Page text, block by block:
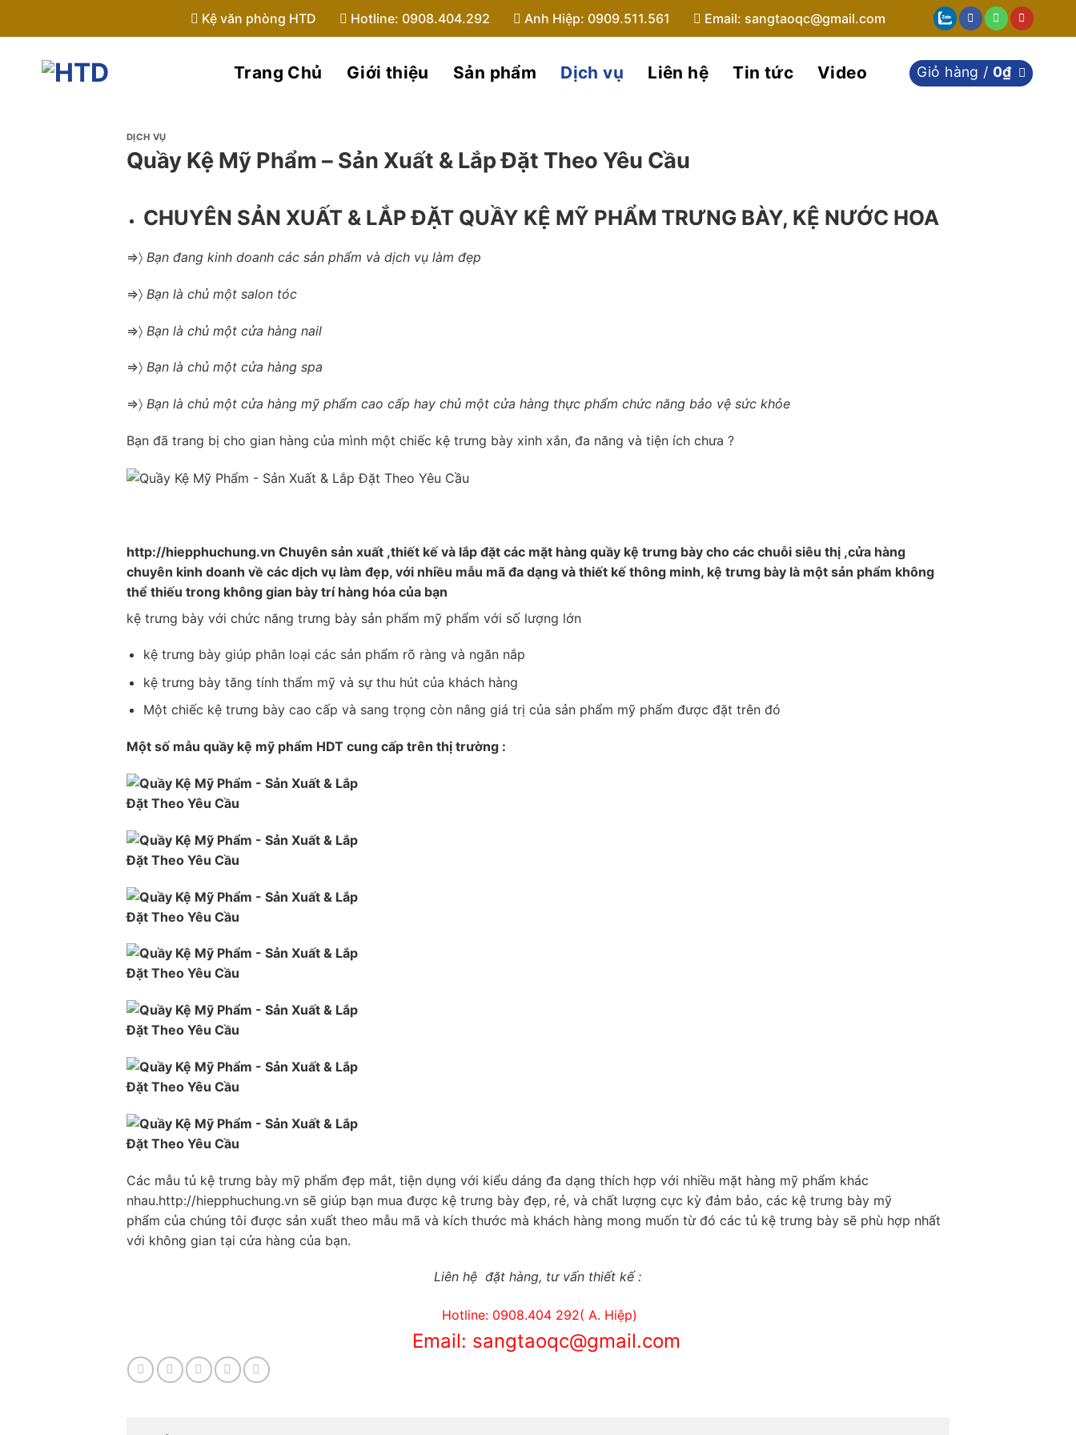
Kệ văn phòng HTD Hotline: 0908.404.292 Anh Hiệp: 0909.511.561 Email: sangtaoqc@gmail.com
Trang Chủ Giới thiệu Sản phẩm Dịch vụ Liên hệ Tin tức Video Giỏ hàng / 0₫
DỊCH VỤ
Quầy Kệ Mỹ Phẩm – Sản Xuất & Lắp Đặt Theo Yêu Cầu
CHUYÊN SẢN XUẤT & LẮP ĐẶT QUẦY KỆ MỸ PHẨM TRƯNG BÀY, KỆ NƯỚC HOA
⇒〉 Bạn đang kinh doanh các sản phẩm và dịch vụ làm đẹp
⇒〉 Bạn là chủ một salon tóc
⇒〉 Bạn là chủ một cửa hàng nail
⇒〉 Bạn là chủ một cửa hàng spa
⇒〉 Bạn là chủ một cửa hàng mỹ phẩm cao cấp hay chủ một cửa hàng thực phẩm chức năng bảo vệ sức khỏe
Bạn đã trang bị cho gian hàng của mình một chiếc kệ trưng bày xinh xắn, đa năng và tiện ích chưa ?
http://hiepphuchung.vn Chuyên sản xuất ,thiết kế và lắp đặt các mặt hàng quầy kệ trưng bày cho các chuỗi siêu thị ,cửa hàng
chuyên kinh doanh về các dịch vụ làm đẹp, với nhiều mẫu mã đa dạng và thiết kế thông minh, kệ trưng bày là một sản phẩm không
thể thiếu trong không gian bày trí hàng hóa của bạn
kệ trưng bày với chức năng trưng bày sản phẩm mỹ phẩm với số lượng lớn
kệ trưng bày giúp phân loại các sản phẩm rõ ràng và ngăn nắp
kệ trưng bày tăng tính thẩm mỹ và sự thu hút của khách hàng
Một chiếc kệ trưng bày cao cấp và sang trọng còn nâng giá trị của sản phẩm mỹ phẩm được đặt trên đó
Một số mẫu quầy kệ mỹ phẩm HDT cung cấp trên thị trường :
Các mẫu tủ kệ trưng bày mỹ phẩm đẹp mắt, tiện dụng với kiểu dáng đa dạng thích hợp với nhiều mặt hàng mỹ phẩm khác
nhau.http://hiepphuchung.vnsẽ giúp bạn mua được kệ trưng bày đẹp, rẻ, và chất lượng cực kỳ đảm bảo, các kệ trưng bày mỹ
phẩm của chúng tôi được sản xuất theo mẫu mã và kích thước mà khách hàng mong muốn từ đó các tủ kệ trưng bày sẽ phù hợp nhất
với không gian tại cửa hàng của bạn.
Liên hệ đặt hàng, tư vấn thiết kế :
Hotline: 0908.404 292( A. Hiệp)
Email: sangtaoqc@gmail.com